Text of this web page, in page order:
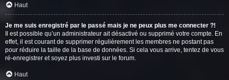
Haut
Je me suis enregistré par le passé mais je ne peux plus me connecter ?!
Il est possible qu’un administrateur ait désactivé ou supprimé votre compte. En
effet, il est courant de supprimer régulièrement les membres ne postant pas
pour réduire la taille de la base de données. Si cela vous arrive, tentez de vous
ré-enregistrer et soyez plus investi sur le forum.
Haut